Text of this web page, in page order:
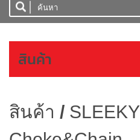
สินค้า
สินค้า / SLEEKY